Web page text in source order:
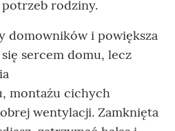
rodziny.
domowników i powiększa
sercem domu, lecz
montażu cichych
wentylacji. Zamknięta